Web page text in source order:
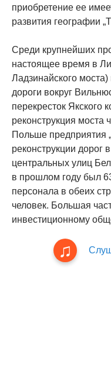
приобретение ее
развития географии
Среди крупнейших
настоящее время в
Ладзинайского
дороги вокруг
перекресток Якского
реконструкция моста
Польше предприятия
реконструкции дорог
центральных улиц
в прошлом году был
персонала в обеих
человек. Большая
инвестиционному